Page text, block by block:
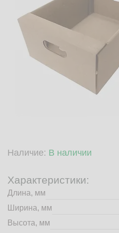
Фотогалерея
Рассчитать
Заказать
Пн-Пт 8:00 - 17:00
market@tdbrkarton.ru
+7 (4832) 71-44-42
г. Брянск, Белобережская улица,
© 2014 - 2026 | ООО ТД
Наличие: В наличии
Характеристики:
Длина, мм
Ширина, мм
Высота, мм